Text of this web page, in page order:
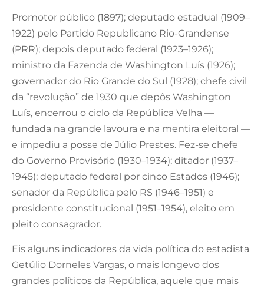
Promotor público (1897); deputado estadual (1909–
1922) pelo Partido Republicano Rio-Grandense
(PRR); depois deputado federal (1923–1926);
ministro da Fazenda de Washington Luís (1926);
governador do Rio Grande do Sul (1928); chefe civil
da “revolução” de 1930 que depôs Washington
Luís, encerrou o ciclo da República Velha —
fundada na grande lavoura e na mentira eleitoral —
e impediu a posse de Júlio Prestes. Fez-se chefe
do Governo Provisório (1930–1934); ditador (1937–
1945); deputado federal por cinco Estados (1946);
senador da República pelo RS (1946–1951) e
presidente constitucional (1951–1954), eleito em
pleito consagrador.
Eis alguns indicadores da vida política do estadista
Getúlio Dorneles Vargas, o mais longevo dos
grandes políticos da República, aquele que mais